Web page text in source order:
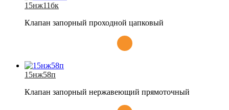
15нж11бк
Клапан запорный проходной цапковый
15нж58п
Клапан запорный нержавеющий прямоточный